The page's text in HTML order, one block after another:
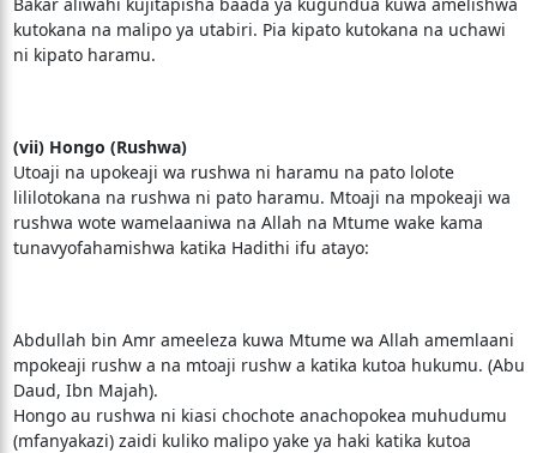
kutokana na malipo ya utabiri. Pia kipato kutokana na uchawi
ni kipato haramu.
(vii) Hongo (Rushwa)
Utoaji na upokeaji wa rushwa ni haramu na pato lolote
lililotokana na rushwa ni pato haramu. Mtoaji na mpokeaji wa
rushwa wote wamelaaniwa na Allah na Mtume wake kama
tunavyofahamishwa katika Hadithi ifu atayo:
Abdullah bin Amr ameeleza kuwa Mtume wa Allah amemlaani
mpokeaji rushw a na mtoaji rushw a katika kutoa hukumu. (Abu
Daud, Ibn Majah).
Hongo au rushwa ni kiasi chochote anachopokea muhudumu
(mfanyakazi) zaidi kuliko malipo yake ya haki katika kutoa